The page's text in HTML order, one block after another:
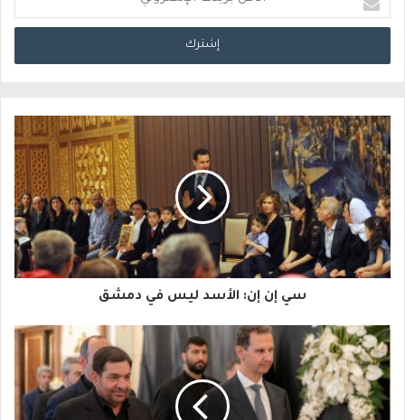
د
خ
ب
ر
ي
د
ك
ا
إ
ل
ك
سي إن إن: الأسد ليس في دمشق